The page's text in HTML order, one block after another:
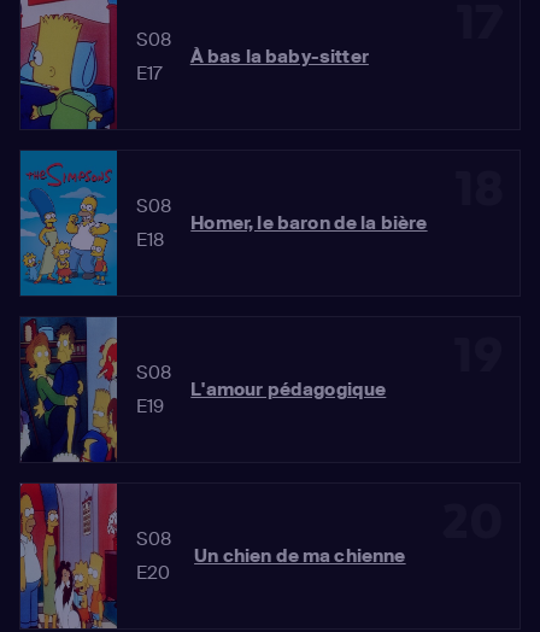
S08
E17
À bas la baby-sitter
S08
E18
Homer, le baron de la bière
S08
E19
L'amour pédagogique
S08
E20
Un chien de ma chienne